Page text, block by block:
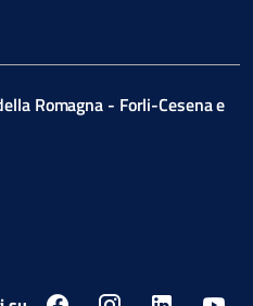
Romagna - Forli-Cesena e